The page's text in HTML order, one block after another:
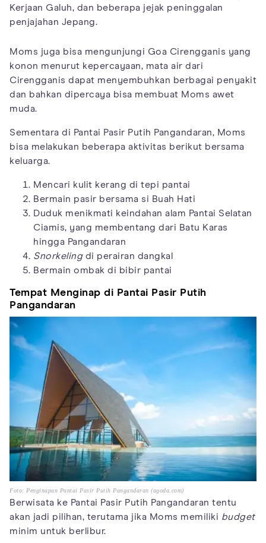
Kerjaan Galuh, dan beberapa jejak peninggalan
penjajahan Jepang.
Moms juga bisa mengunjungi Goa Cirengganis yang
konon menurut kepercayaan, mata air dari
Cirengganis dapat menyembuhkan berbagai penyakit
dan bahkan dipercaya bisa membuat Moms awet
muda.
Sementara di Pantai Pasir Putih Pangandaran, Moms
bisa melakukan beberapa aktivitas berikut bersama
keluarga.
Mencari kulit kerang di tepi pantai
Bermain pasir bersama si Buah Hati
Duduk menikmati keindahan alam Pantai Selatan
Ciamis, yang membentang dari Batu Karas
hingga Pangandaran
Snorkelingdi perairan dangkal
Bermain ombak di bibir pantai
Tempat Menginap di Pantai Pasir Putih
Pangandaran
Foto: Penginapan Pantai Pasir Putih Pangandaran (agoda.com)
Berwisata ke Pantai Pasir Putih Pangandaran tentu
akan jadi pilihan, terutama jika Moms memiliki budget
minim untuk berlibur.